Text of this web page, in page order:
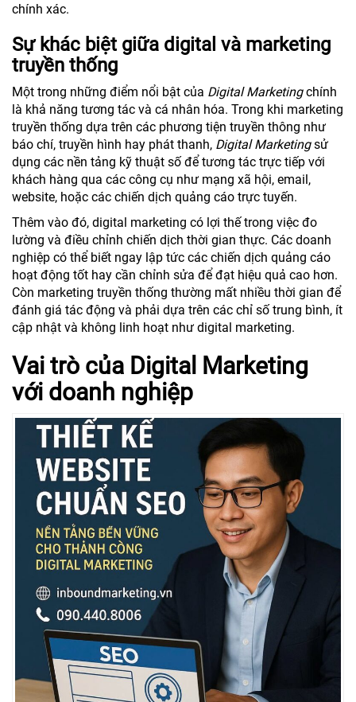
chính xác.
Sự khác biệt giữa digital và marketing
truyền thống
Một trong những điểm nổi bật của Digital Marketingchính
là khả năng tương tác và cá nhân hóa. Trong khi marketing
truyền thống dựa trên các phương tiện truyền thông như
báo chí, truyền hình hay phát thanh, Digital Marketingsử
dụng các nền tảng kỹ thuật số để tương tác trực tiếp với
khách hàng qua các công cụ như mạng xã hội, email,
website, hoặc các chiến dịch quảng cáo trực tuyến.
Thêm vào đó, digital marketing có lợi thế trong việc đo
lường và điều chỉnh chiến dịch thời gian thực. Các doanh
nghiệp có thể biết ngay lập tức các chiến dịch quảng cáo
hoạt động tốt hay cần chỉnh sửa để đạt hiệu quả cao hơn.
Còn marketing truyền thống thường mất nhiều thời gian để
đánh giá tác động và phải dựa trên các chỉ số trung bình, ít
cập nhật và không linh hoạt như digital marketing.
Vai trò của Digital Marketing
với doanh nghiệp